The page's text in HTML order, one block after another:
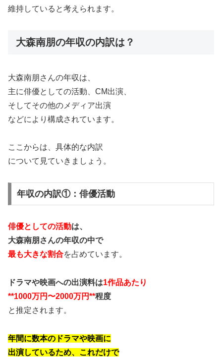
維持していると考えられます。
大森南朋の年収の内訳は？
大森南朋さんの年収は、
主に俳優としての活動、CM出演、
そしてその他のメディア出演
などにより構成されています。
ここからは、具体的な内訳
について見ていきましょう。
年収の内訳①：俳優活動
俳優としての活動は、
大森南朋さんの年収の中で
最も大きな割合を占めています。
ドラマや映画への出演料は1作品あたり
**1000万円〜2000万円**程度
と推定されます。
年間に数本のドラマや映画に
出演しているため、これだけで